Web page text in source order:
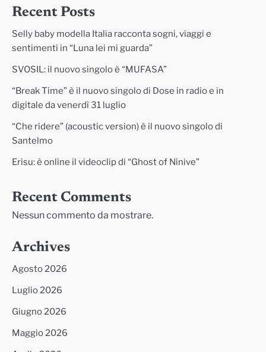
Recent Posts
Selly baby modella Italia racconta sogni, viaggi e
sentimenti in “Luna lei mi guarda”
SVOSIL: il nuovo singolo è “MUFASA”
“Break Time” è il nuovo singolo di Dose in radio e in
digitale da venerdì 31 luglio
“Che ridere” (acoustic version) è il nuovo singolo di
Santelmo
Erisu: è online il videoclip di “Ghost of Ninive”
Recent Comments
Nessun commento da mostrare.
Archives
Agosto 2026
Luglio 2026
Giugno 2026
Maggio 2026